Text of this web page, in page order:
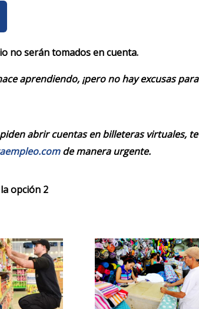
no serán tomados en cuenta.
aprendiendo, ¡pero no hay excusas para
abrir cuentas en billeteras virtuales, te
de manera urgente.
opción 2